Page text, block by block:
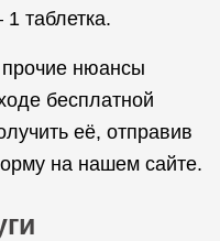
таблетка.
нюансы
бесплатной
её, отправив
на нашем сайте.